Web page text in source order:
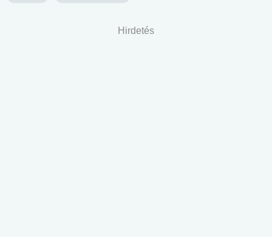
Hirdetés